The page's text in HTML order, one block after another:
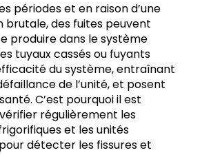
périodes et en raison d’une
brutale, des fuites peuvent
produire dans le système
tuyaux cassés ou fuyants
du système, entraînant
de l’unité, et posent
C’est pourquoi il est
régulièrement les
et les unités
détecter les fissures et